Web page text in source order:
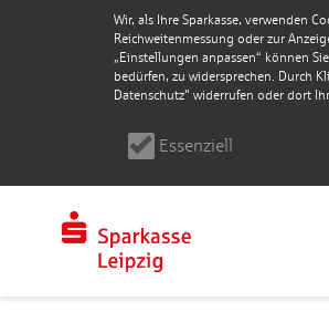
Wir, als Ihre Sparkasse, verwenden
Reichweitenmessung oder zur
„Einstellungen anpassen“ können
bedürfen, zu widersprechen. Durch
Datenschutz" widerrufen oder dort
Essenziell